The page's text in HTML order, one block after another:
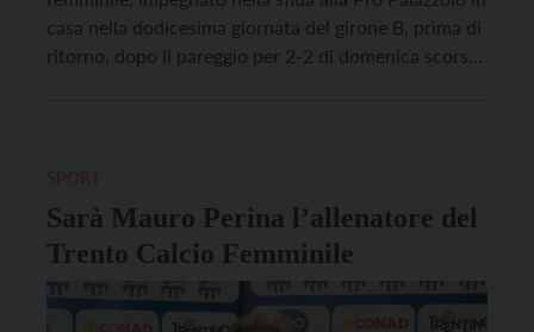
casa nella dodicesima giornata del girone B, prima di
ritorno, dopo il pareggio per 2-2 di domenica scorsa
Sarà Mauro Perina l’allenatore del
Trento Calcio Femminile